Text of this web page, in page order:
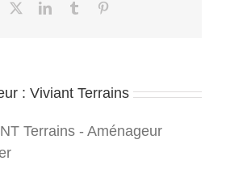
Facebook LinkedInTumblr
: Viviant Terrains
Terrains - Aménageur